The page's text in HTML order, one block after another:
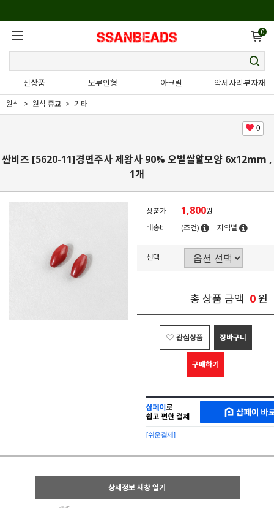
0
신상품 모루인형 아크릴 악세사리부자재
원석 원석 종교 기타
0
싼비즈 [5620-11]경면주사 제왕사 90% 오벌쌀알모양 6x12mm ,
1개
상품가 1,800원
배송비
(조건) 지역별
선택
총 상품 금액 0원
관심상품 장바구니
구매하기
MAKESHOP
SHOPPAY
로
간
구
샵
페
페
이
구
[쉬운결제]
상세정보 새창 열기